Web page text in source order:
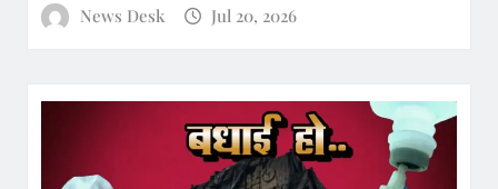
News Desk Jul 20, 2026